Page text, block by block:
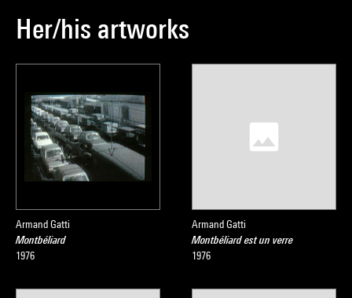
Her/his artworks
Armand Gatti
Montbéliard
1976
Armand Gatti
Montbéliard est un verre
1976